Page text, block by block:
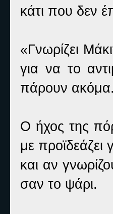
κάτι που δεν
«Γνωρίζει
για να το
πάρουν
Ο ήχος της
με προϊδεάζει
και αν
σαν το ψάρι.